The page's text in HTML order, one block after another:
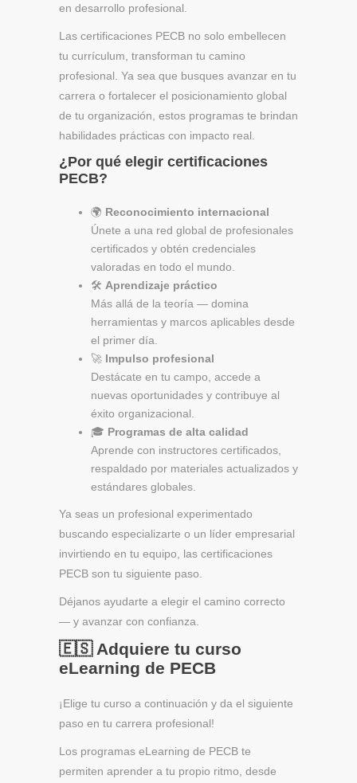
en desarrollo profesional.
Las certificaciones PECB no solo embellecen
tu currículum, transforman tu camino
profesional. Ya sea que busques avanzar en tu
carrera o fortalecer el posicionamiento global
de tu organización, estos programas te brindan
habilidades prácticas con impacto real.
¿Por qué elegir certificaciones
PECB?
🌍 Reconocimiento internacional
Únete a una red global de profesionales
certificados y obtén credenciales
valoradas en todo el mundo.
🛠 Aprendizaje práctico
Más allá de la teoría — domina
herramientas y marcos aplicables desde
el primer día.
🚀 Impulso profesional
Destácate en tu campo, accede a
nuevas oportunidades y contribuye al
éxito organizacional.
🎓 Programas de alta calidad
Aprende con instructores certificados,
respaldado por materiales actualizados y
estándares globales.
Ya seas un profesional experimentado
buscando especializarte o un líder empresarial
invirtiendo en tu equipo, las certificaciones
PECB son tu siguiente paso.
Déjanos ayudarte a elegir el camino correcto
— y avanzar con confianza.
🇪🇸 Adquiere tu curso
eLearning de PECB
¡Elige tu curso a continuación y da el siguiente
paso en tu carrera profesional!
Los programas eLearning de PECB te
permiten aprender a tu propio ritmo, desde